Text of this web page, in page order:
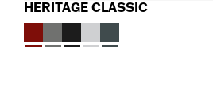
HERITAGE CLASSIC